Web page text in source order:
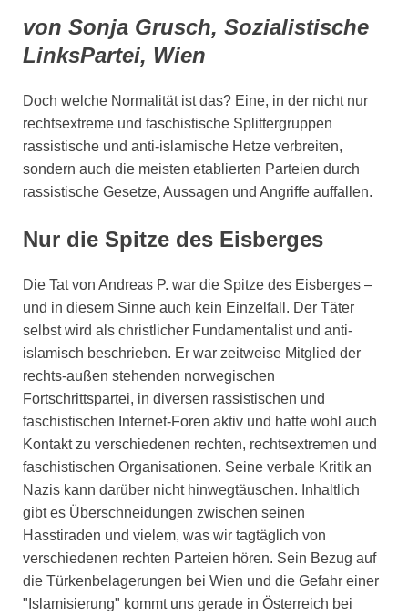
von Sonja Grusch, Sozialistische
LinksPartei, Wien
Doch welche Normalität ist das? Eine, in der nicht nur
rechtsextreme und faschistische Splittergruppen
rassistische und anti-islamische Hetze verbreiten,
sondern auch die meisten etablierten Parteien durch
rassistische Gesetze, Aussagen und Angriffe auffallen.
Nur die Spitze des Eisberges
Die Tat von Andreas P. war die Spitze des Eisberges –
und in diesem Sinne auch kein Einzelfall. Der Täter
selbst wird als christlicher Fundamentalist und anti-
islamisch beschrieben. Er war zeitweise Mitglied der
rechts-außen stehenden norwegischen
Fortschrittspartei, in diversen rassistischen und
faschistischen Internet-Foren aktiv und hatte wohl auch
Kontakt zu verschiedenen rechten, rechtsextremen und
faschistischen Organisationen. Seine verbale Kritik an
Nazis kann darüber nicht hinwegtäuschen. Inhaltlich
gibt es Überschneidungen zwischen seinen
Hasstiraden und vielem, was wir tagtäglich von
verschiedenen rechten Parteien hören. Sein Bezug auf
die Türkenbelagerungen bei Wien und die Gefahr einer
"Islamisierung" kommt uns gerade in Österreich bei